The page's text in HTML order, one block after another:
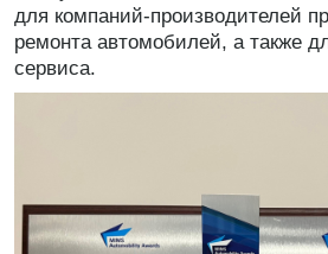
для компаний-производителей
ремонта автомобилей, а также
сервиса.